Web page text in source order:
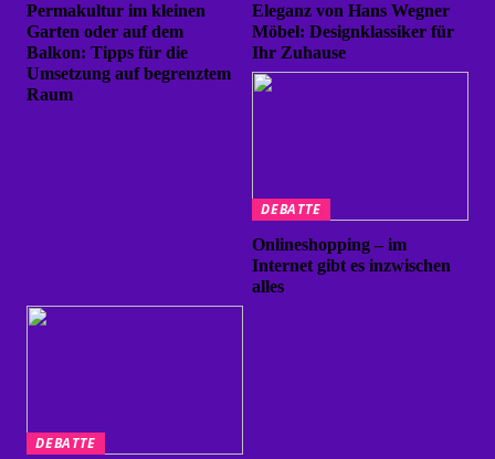
Permakultur im kleinen
Garten oder auf dem
Balkon: Tipps für die
Umsetzung auf begrenztem
Raum
Eleganz von Hans Wegner
Möbel: Designklassiker für
Ihr Zuhause
DEBATTE
Onlineshopping – im
Internet gibt es inzwischen
alles
DEBATTE